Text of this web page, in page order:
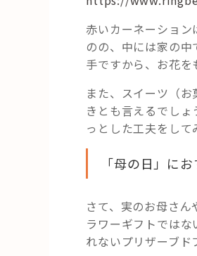
赤いカーネーショ
のの、中には家の
手ですから、お花を
また、スイーツ（
きとも言えるでし
っとした工夫をし
「母の日」に
さて、実のお母さ
ラワーギフトでは
れないプリザーブド